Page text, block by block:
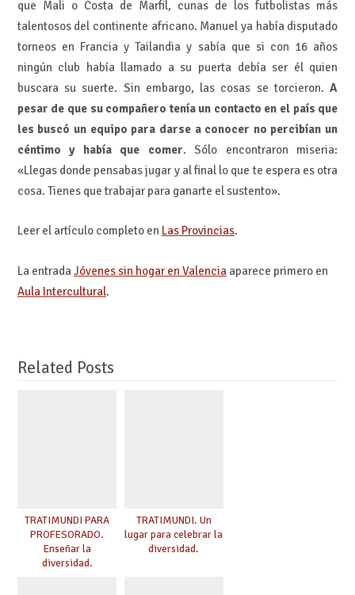
que Mali o Costa de Marfil, cunas de los futbolistas más
talentosos del continente africano. Manuel ya había disputado
torneos en Francia y Tailandia y sabía que si con 16 años
ningún club había llamado a su puerta debía ser él quien
buscara su suerte. Sin embargo, las cosas se torcieron.A
pesar de que su compañero tenía un contacto en el país que
les buscó un equipo para darse a conocer no percibían un
céntimo y había que comer. Sólo encontraron miseria:
«Llegas donde pensabas jugar y al final lo que te espera es otra
cosa. Tienes que trabajar para ganarte el sustento».
Leer el artículo completo en Las Provincias.
La entradaJóvenes sin hogar en Valenciaaparece primero en
Aula Intercultural.
Related Posts
TRATIMUNDI PARA
PROFESORADO.
Enseñar la
diversidad.
TRATIMUNDI. Un
lugar para celebrar la
diversidad.